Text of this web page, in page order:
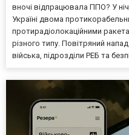
вночі відпрацювала ППО? У
Україні двома
протирадіолокаційними
різного типу. Повітряний напад
війська, підрозділи РЕБ та